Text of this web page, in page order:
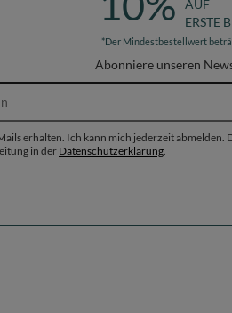
AUF
ERSTE
*Der Mindestbestellwert
Abonniere unseren
E-Mail-
erhalten. Ich kann mich jederzeit abmelden.
in der Datenschutzerklärung